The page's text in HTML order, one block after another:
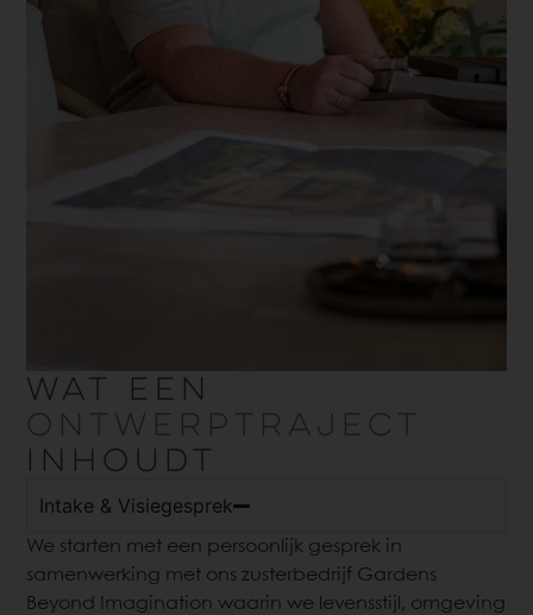
WAT EEN
ONTWERPTRAJECT
INHOUDT
Intake & Visiegesprek
We starten met een persoonlijk gesprek in
samenwerking met ons zusterbedrijf Gardens
Beyond Imagination waarin we levensstijl, omgeving